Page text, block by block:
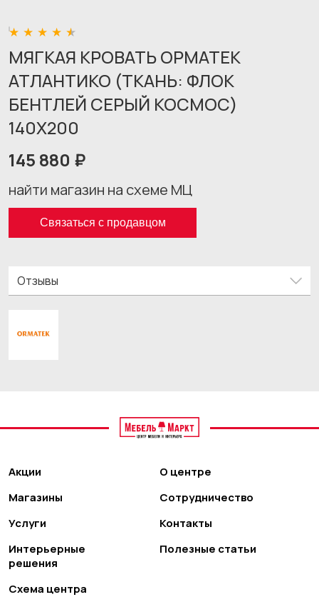
МЯГКАЯ КРОВАТЬ ОРМАТЕК
АТЛАНТИКО (ТКАНЬ: ФЛОК
БЕНТЛЕЙ СЕРЫЙ КОСМОС)
140X200
145 880 ₽
найти магазин на схеме МЦ
Связаться с продавцом
Отзывы
Акции
Магазины
Услуги
Интерьерные
решения
Схема центра
О центре
Сотрудничество
Контакты
Полезные статьи